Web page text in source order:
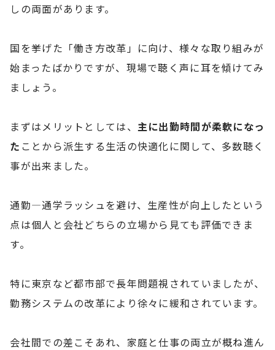
しの両面があります。
国を挙げた「働き方改革」に向け、様々な取り組みが
始まったばかりですが、現場で聴く声に耳を傾けてみ
ましょう。
まずはメリットとしては、 主に出勤時間が柔軟になっ
た ことから派生する生活の快適化に関して、多数聴く
事が出来ました。
通勤―通学ラッシュを避け、生産性が向上したという
点は個人と会社どちらの立場から見ても評価できま
す。
特に東京など都市部で長年問題視されていましたが、
勤務システムの改革により徐々に緩和されています。
会社間での差こそあれ、家庭と仕事の両立が概ね進ん